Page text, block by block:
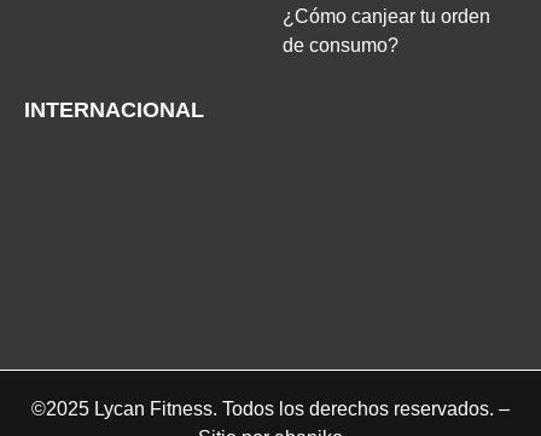
¿Cómo canjear tu orden
de consumo?
INTERNACIONAL
©2025 Lycan Fitness. Todos los derechos reservados. –